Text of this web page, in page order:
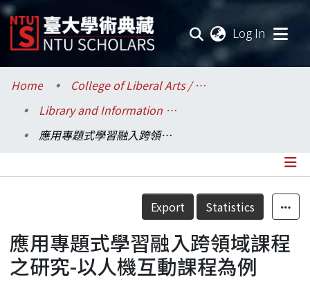
Log In
Communities & Collections
Research Outputs
Statistics
Home
College of Liberal Arts / 文學院
Library and Information Science / 圖書資訊學系
應用專題式學習融入跨領域課程之研究-以人機互動課程為例
Details
Export Statistics
應用專題式學習融入跨領域課程
之研究-以人機互動課程為例